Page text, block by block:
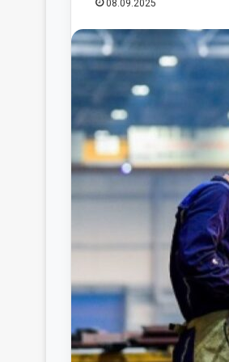
08.09.2025